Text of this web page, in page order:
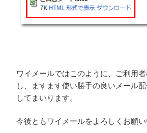
ワイメールではこのように、ご利用
し、ますます使い勝手の良いメール
してまいります。
今後ともワイメールをよろしくお願い